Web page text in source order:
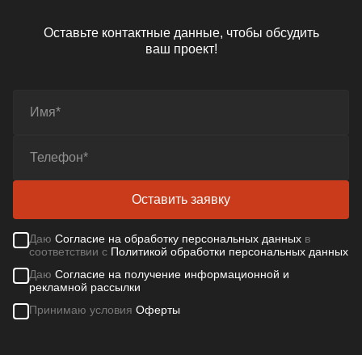
Оставьте контактные данные, чтобы обсудить
ваш проект!
Оставить заявку
Даю Согласие на обработку персональных данных в
соответствии с Политикой обработки персональных данных
Даю Согласие на получение информационной и
рекламной рассылки
Принимаю условия Оферты